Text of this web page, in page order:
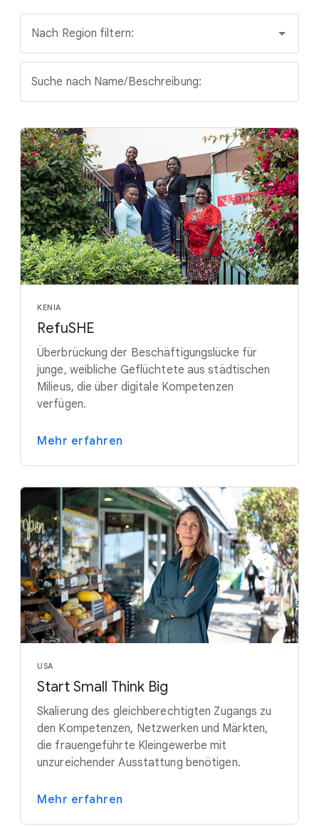
Nach Region filtern:
Suche nach Name/Beschreibung:
KENIA
RefuSHE
Überbrückung der Beschäftigungslücke für
junge, weibliche Geflüchtete aus städtischen
Milieus, die über digitale Kompetenzen
verfügen.
Mehr erfahren
USA
Start Small Think Big
Skalierung des gleichberechtigten Zugangs zu
den Kompetenzen, Netzwerken und Märkten,
die frauengeführte Kleingewerbe mit
unzureichender Ausstattung benötigen.
Mehr erfahren